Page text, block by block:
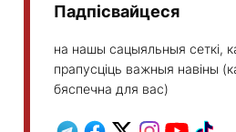
Падпісвайцеся
на нашы сацыяльныя сеткі,
прапусціць важныя навіны
бяспечна для вас)